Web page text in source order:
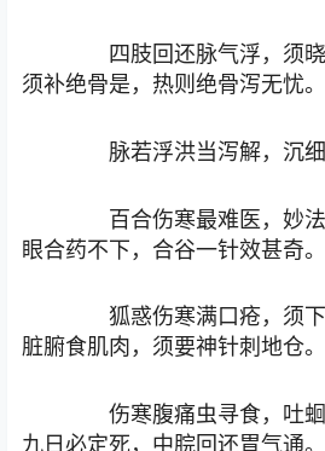
四肢回还脉气浮，须晓
须补绝骨是，热则绝骨泻无忧。
脉若浮洪当泻解，沉细
百合伤寒最难医，妙法
眼合药不下，合谷一针效甚奇。
狐惑伤寒满口疮，须下
脏腑食肌肉，须要神针刺地仓。
伤寒腹痛虫寻食，吐蛔
九日必定死，中脘回还胃气通。